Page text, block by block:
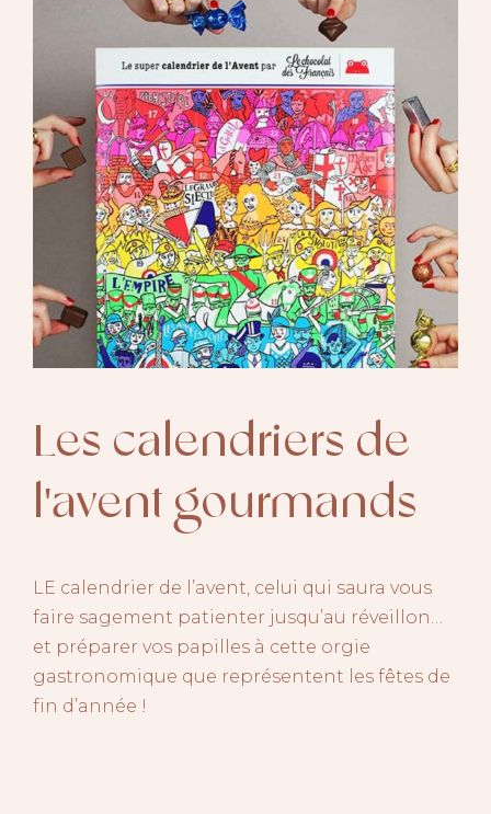
Les calendriers de
l'avent gourmands
LE calendrier de l’avent, celui qui saura vous
faire sagement patienter jusqu’au réveillon…
et préparer vos papilles à cette orgie
gastronomique que représentent les fêtes de
fin d’année !